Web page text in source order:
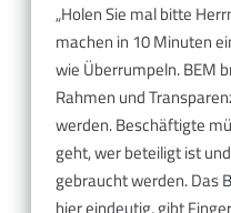
„Holen Sie mal bitte
machen in 10 Minuten
wie Überrumpeln. BEM
Rahmen und
werden. Beschäftigte
geht, wer beteiligt ist
gebraucht werden. Das